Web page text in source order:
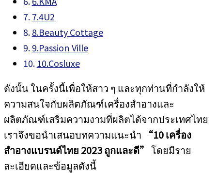
7.4U2
8.Beauty Cottage
9.Passion Ville
10.Cosluxe
ดังนั้น ในครั้งนี้เพื่อให้สาว ๆ และทุกท่านที่กำลังให้
ความสนใจกับผลิตภัณฑ์เครื่องสำอางและ
ผลิตภัณฑ์เสริมความงามที่ผลิตได้จากประเทศไทย
เราจึงขอนำเสนอบทความแนะนำ “10 เครื่อง
สำอางแบรนด์ไทย 2023 ถูกและดี” โดยมีราย
ละเอียดและข้อมูลดังนี้